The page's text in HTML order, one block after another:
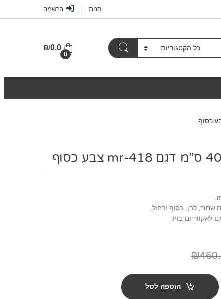
חנות הרשמה
0
₪0.0
שחור, לבן, כסוף וכחול.
לאקווריום בויו.
₪
הוספה לסל